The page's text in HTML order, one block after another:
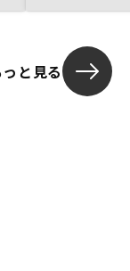
と見る